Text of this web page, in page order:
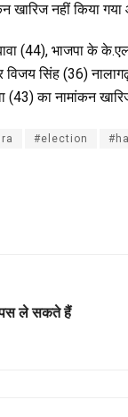
खारिज नहीं किया
(44), भाजपा के
सिंह (36)
(43) का नामांकन
#election
ले सकते हैं